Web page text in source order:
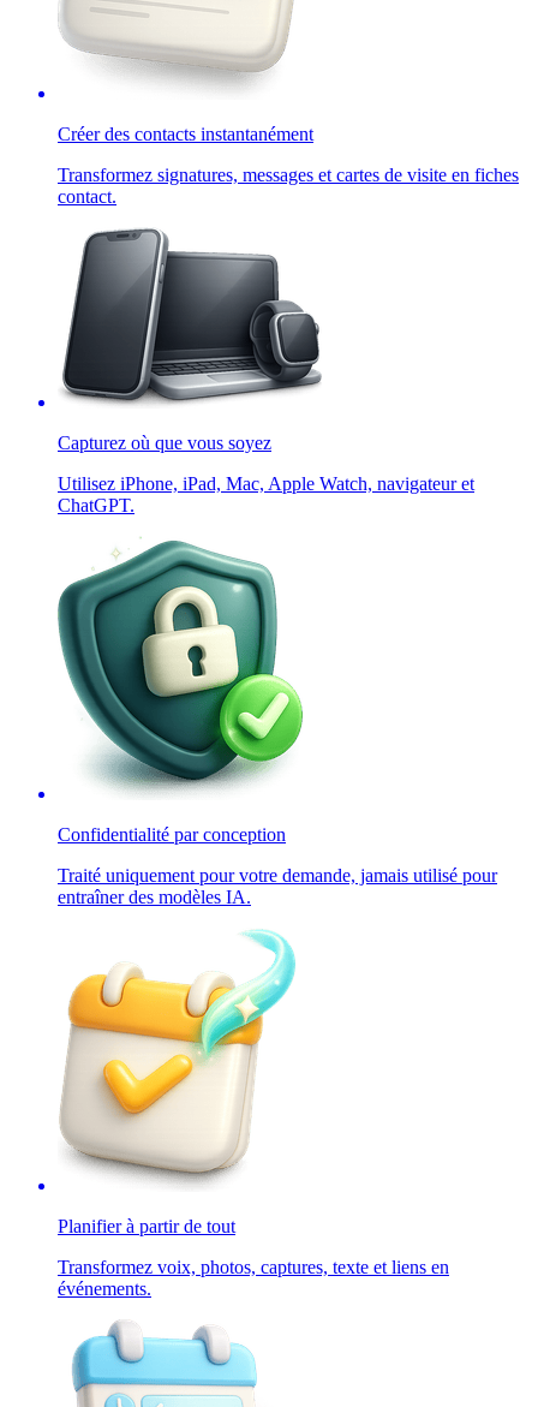
Créer des contacts instantanément
Transformez signatures, messages et cartes de visite en fiches
contact.
Capturez où que vous soyez
Utilisez iPhone, iPad, Mac, Apple Watch, navigateur et
ChatGPT.
Confidentialité par conception
Traité uniquement pour votre demande, jamais utilisé pour
entraîner des modèles IA.
Planifier à partir de tout
Transformez voix, photos, captures, texte et liens en
événements.